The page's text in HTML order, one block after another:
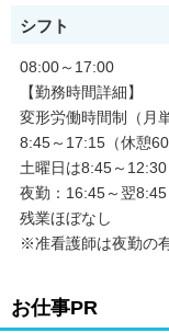
・週5～6日からOK
・長期
・残業月20時間以内
・転勤なし
・未経験者歓迎
・経験者歓迎
・有資格者歓迎
・50代以上応募可
・ブランクOK
・家庭都合休OK
・40代以上応募可
・第二新卒歓迎
シフト
08:00～17:00
【勤務時間詳細】
変形労働時間制（月
8:45～17:15（休憩60
土曜日は8:45～12:30
夜勤：16:45～翌8:45
残業ほぼなし
※准看護師は夜勤の
お仕事PR